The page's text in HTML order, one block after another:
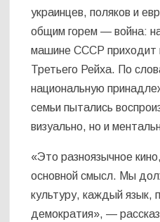
украинцев, поляков и
общим горем — война:
машине СССР приходит
Третьего Рейха. По
национальную
семьи пытались
визуально, но и
«Это разноязычное
основной смысл. Мы
культуру, каждый язык,
демократия», —